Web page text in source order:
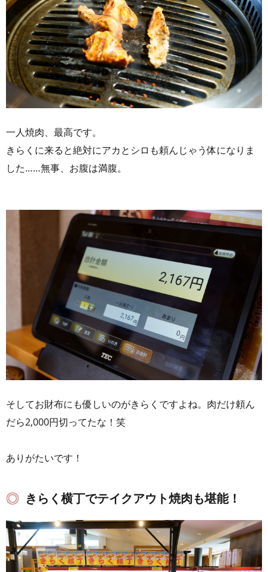
一人焼肉、最高です。
きらくに来ると絶対にアカとシロも頼んじゃう体になりま
した……無事、お腹は満腹。
そしてお財布にも優しいのがきらくですよね。肉だけ頼ん
だら2,000円切ってたな！笑
ありがたいです！
きらく横丁でテイクアウト焼肉も堪能！